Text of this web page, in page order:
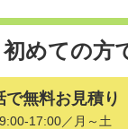
初めての方
で無料お見積り
17:00／月～土